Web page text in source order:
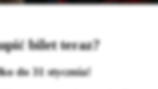
bilet teraz?
do 31 stycznia!